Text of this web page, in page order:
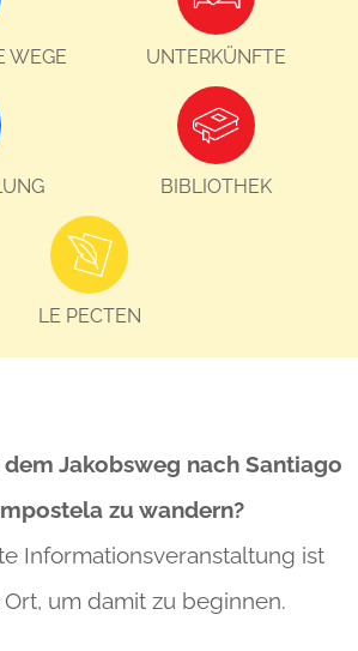
WEGE UNTERKÜNFTE
BIBLIOTHEK
LE PECTEN
dem Jakobsweg nach Santiago
zu wandern?
Informationsveranstaltung ist
Ort, um damit zu beginnen.